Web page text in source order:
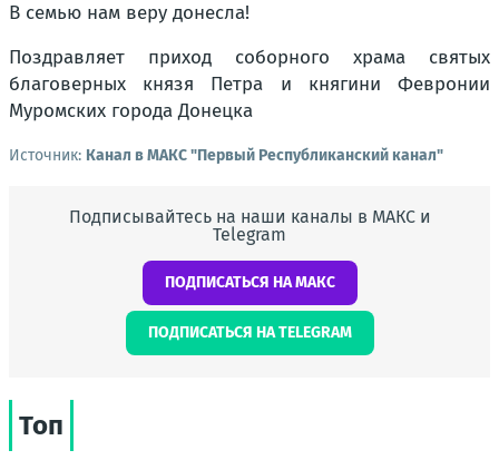
В семью нам веру донесла!
Поздравляет приход соборного храма святых
благоверных князя Петра и княгини Февронии
Муромских города Донецка
Источник: Канал в МАКС "Первый Республиканский канал"
Подписывайтесь на наши каналы в МАКС и
Telegram
ПОДПИСАТЬСЯ НА МАКС
ПОДПИСАТЬСЯ НА TELEGRAM
Топ